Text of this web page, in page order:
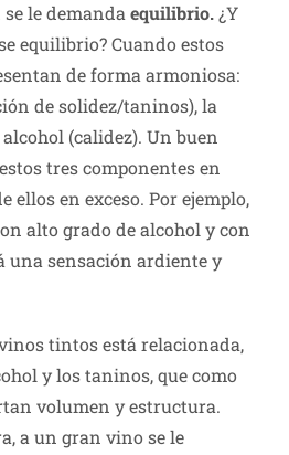
le demandaequilibrio.¿Y
equilibrio? Cuando estos
de forma armoniosa:
de solidez/taninos), la
(calidez). Un buen
tres componentes en
ellos en exceso. Por ejemplo,
alto grado de alcohol y con
una sensación ardiente y
tintos está relacionada,
y los taninos, que como
volumen y estructura.
a un gran vino se le